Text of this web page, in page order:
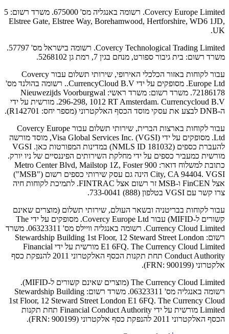
Covercy Europe Limited. רשומה באנגליה מס' 675000. משרד רשום: 5
Elstree Gate, Elstree Way, Borehamwood, Hertforshire, WD6 1JD,
UK.
Covercy Technological Trading Limited. רשומה בישראל מס' 57797.
משרד רשום: בית גיבור ספורט, מנחם בגין 7, רמת גן 5268102.
עבור לקוחות באזור הכלכלי האירופי, שירותי תשלום עבור Covercy
Europe Ltd. מסופקים על ידי CurrencyCloud B.V.. רשומה בהולנד מס'
72186178. משרד רשום: משרד ראשי: Nieuwezijds Voorburgwal
296-298, 1012 RT Amsterdam. Currencycloud B.V. מורשית על ידי
ה-DNB לבצע את עסקי מוסד הכסף האלקטרוני (מספר יחס: R142701).
עבור לקוחות בארצות הברית, שירותי תשלום עבור Covercy Europe
Ltd. מסופקים על ידי Visa Global Services Inc. (VGSI), מוסד מורשה
להעברת כספים (NMLS ID 181032) במדינות המפורטות כאן. VGSI
מורשית כמעביר כספים על ידי מחלקת השירותים הפיננסיים של ניו יורק.
כתובת למשלוח דואר: 900 Metro Center Blvd, Mailstop 1Z, Foster
City, CA 94404. VGSI הינה גם עסק שירותי כספים רשום ("MSB")
אצל FinCEN ו-MSB זר רשום אצל FINTRAC. לתמיכת לקוחות חיה
צרו קשר עם VGSI בטלפון (888) 733-0041.
עבור לקוחות בבריטניה ובשאר העולם, שירותי תשלום (מוצרים שאינם
קשורים ל-MIFID) עבור Covercy Europe Ltd. מסופקים על ידי The
Currency Cloud Limited. רשומה באנגליה וויילס מס' 06323311. משרד
רשום: Stewardship Building 1st Floor, 12 Steward Street London
E1 6FQ. The Currency Cloud Limited מורשית על ידי Financial
Conduct Authority תחת תקנות הכסף האלקטרוני 2011 להנפקת כסף
אלקטרוני (FRN: 900199).
The Currency Cloud Limited (מוצרים שאינם קשורים ל-MIFID).
רשומה באנגליה מס' 06323311. משרד רשום: Stewardship Building
1st Floor, 12 Steward Street London E1 6FQ. The Currency Cloud
Limited מורשית על ידי Financial Conduct Authority תחת תקנות
הכסף האלקטרוני 2011 להנפקת כסף אלקטרוני (FRN: 900199).